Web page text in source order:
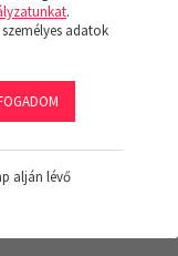
.
adatok
alján lévő